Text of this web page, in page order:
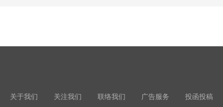
关于我们 关注我们 联络我们 广告服务 投函投稿